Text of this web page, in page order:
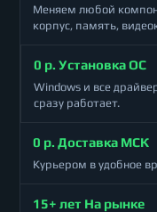
Меняем любой
корпус, память,
0 р. Установка ОС
Windows и все
сразу работает.
0 р. Доставка МСК
Курьером в удобное
15+ лет На рынке